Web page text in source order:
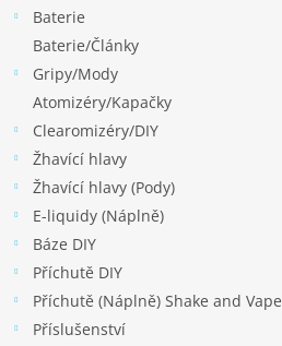
Baterie
Baterie/Články
Gripy/Mody
Atomizéry/Kapačky
Clearomizéry/DIY
Žhavící hlavy
Žhavící hlavy (Pody)
E-liquidy (Náplně)
Báze DIY
Příchutě DIY
Příchutě (Náplně) Shake and Vape
Příslušenství